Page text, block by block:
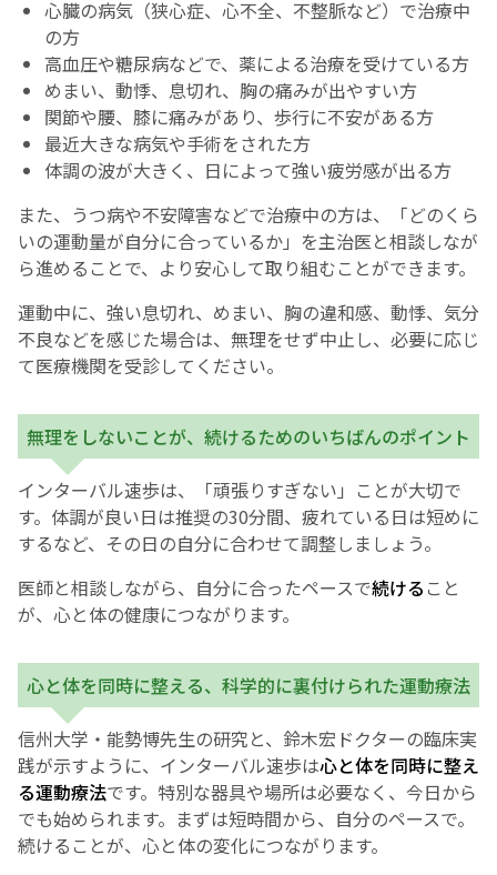
心臓の病気（狭心症、心不全、不整脈など）で治療中
の方
高血圧や糖尿病などで、薬による治療を受けている方
めまい、動悸、息切れ、胸の痛みが出やすい方
関節や腰、膝に痛みがあり、歩行に不安がある方
最近大きな病気や手術をされた方
体調の波が大きく、日によって強い疲労感が出る方
また、うつ病や不安障害などで治療中の方は、「どのくら
いの運動量が自分に合っているか」を主治医と相談しなが
ら進めることで、より安心して取り組むことができます。
運動中に、強い息切れ、めまい、胸の違和感、動悸、気分
不良などを感じた場合は、無理をせず中止し、必要に応じ
て医療機関を受診してください。
無理をしないことが、続けるためのいちばんのポイント
インターバル速歩は、「頑張りすぎない」ことが大切で
す。体調が良い日は推奨の30分間、疲れている日は短めに
するなど、その日の自分に合わせて調整しましょう。
医師と相談しながら、自分に合ったペースで続ける こと
が、心と体の健康につながります。
心と体を同時に整える、科学的に裏付けられた運動療法
信州大学・能勢博先生の研究と、鈴木宏ドクターの臨床実
践が示すように、インターバル速歩は心と体を同時に整え
る運動療法です。特別な器具や場所は必要なく、今日から
でも始められます。まずは短時間から、自分のペースで。
続けることが、心と体の変化につながります。